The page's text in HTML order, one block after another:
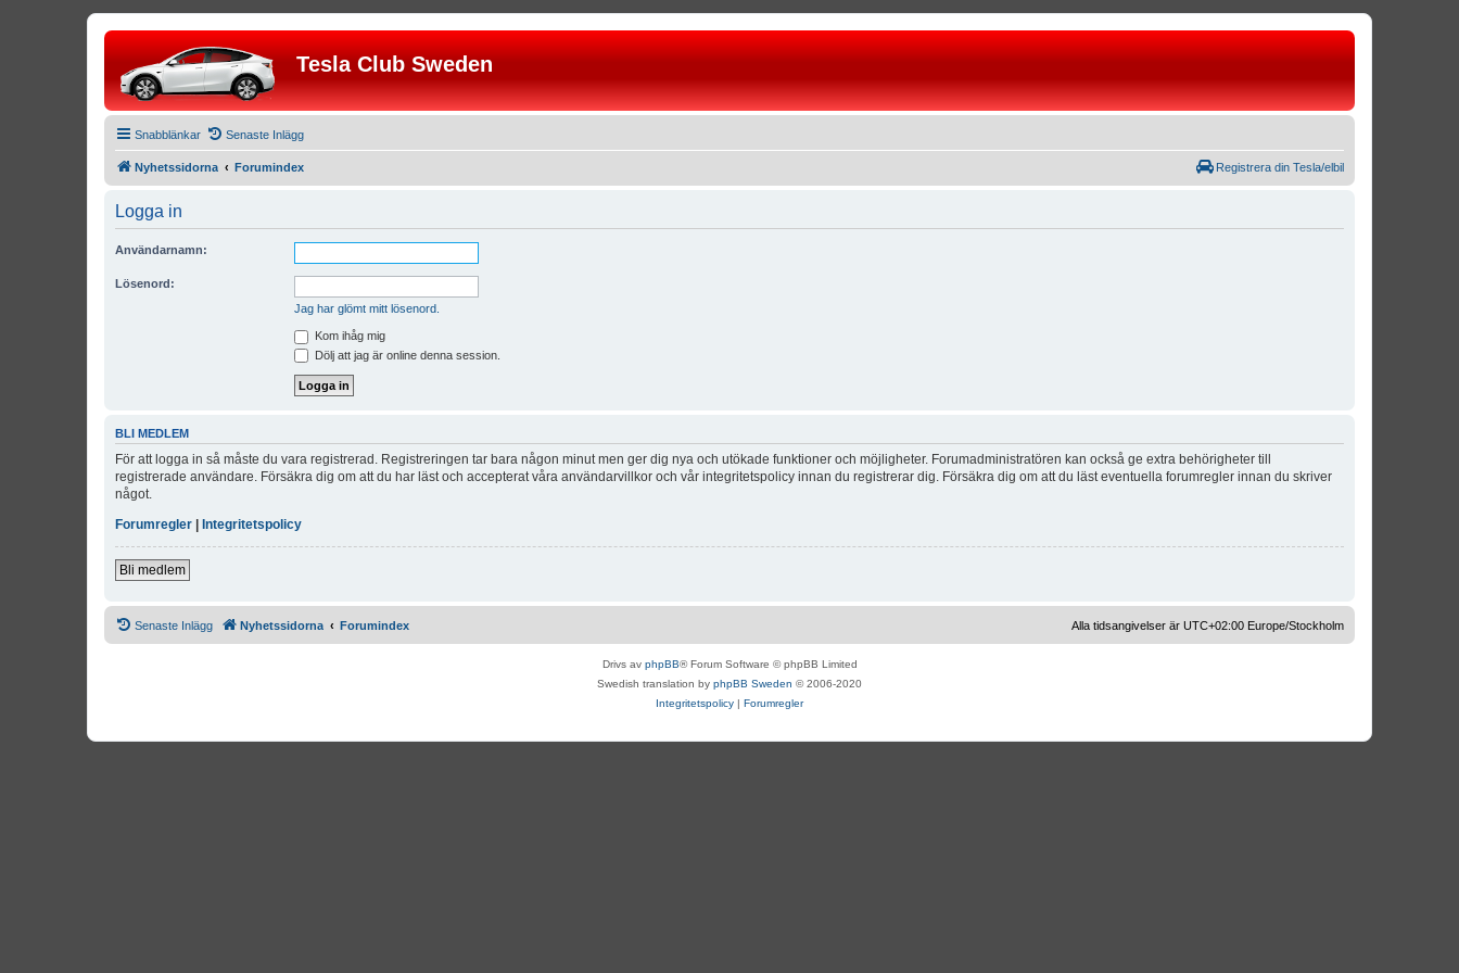
Tesla Club Sweden
Snabblänkar Senaste Inlägg
Nyhetssidorna Forumindex Registrera din Tesla/elbil
Logga in
Användarnamn:
Lösenord:
Jag har glömt mitt lösenord.
Kom ihåg mig
Dölj att jag är online denna session.
BLI MEDLEM
För att logga in så måste du vara registrerad. Registreringen tar bara någon minut men ger dig nya och utökade funktioner och möjligheter. Forumadministratören kan också ge extra behörigheter till
registrerade användare. Försäkra dig om att du har läst och accepterat våra användarvillkor och vår integritetspolicy innan du registrerar dig. Försäkra dig om att du läst eventuella forumregler innan du skriver
något.
Forumregler | Integritetspolicy
Bli medlem
Senaste Inlägg Nyhetssidorna Forumindex Alla tidsangivelser är UTC+02:00 Europe/Stockholm
Drivs av phpBB® Forum Software © phpBB Limited
Swedish translation by phpBB Sweden © 2006-2020
Integritetspolicy | Forumregler